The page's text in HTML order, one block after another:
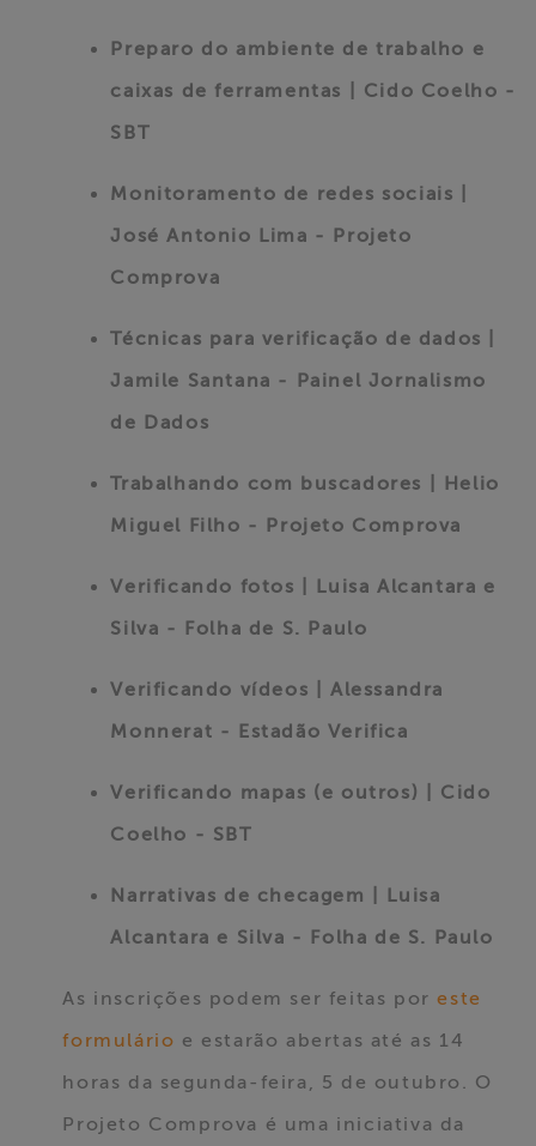
Preparo do ambiente de trabalho e
caixas de ferramentas | Cido Coelho -
SBT
Monitoramento de redes sociais |
José Antonio Lima - Projeto
Comprova
Técnicas para verificação de dados |
Jamile Santana - Painel Jornalismo
de Dados
Trabalhando com buscadores | Helio
Miguel Filho - Projeto Comprova
Verificando fotos | Luisa Alcantara e
Silva - Folha de S. Paulo
Verificando vídeos | Alessandra
Monnerat - Estadão Verifica
Verificando mapas (e outros) | Cido
Coelho - SBT
Narrativas de checagem | Luisa
Alcantara e Silva - Folha de S. Paulo
As inscrições podem ser feitas poreste
formulário e estarão abertas até as 14
horas da segunda-feira, 5 de outubro. O
Projeto Comprova é uma iniciativa da